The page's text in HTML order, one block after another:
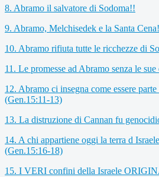
8. Abramo il salvatore di Sodoma!!
9. Abramo, Melchisedek e la Santa Cena!
10. Abramo rifiuta tutte le ricchezze di
11. Le promesse ad Abramo senza le
12. Abramo ci insegna come essere
(Gen.15:11-13)
13. La distruzione di Cannan fu
14. A chi appartiene oggi la terra d
(Gen.15:16-18)
15. I VERI confini della Israele